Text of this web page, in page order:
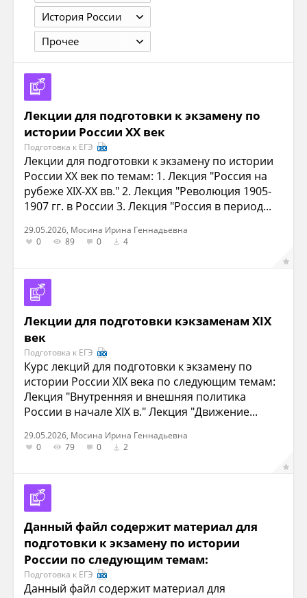
История России
Прочее
Лекции для подготовки к экзамену по
истории России XX век
Подготовка к ЕГЭ
Лекции для подготовки к экзамену по истории
России XX век по темам: 1. Лекция "Россия на
рубеже XIX-XX вв." 2. Лекция "Революция 1905-
1907 гг. в России 3. Лекция "Россия в период...
29.05.2026, Мосина Ирина Геннадьевна
0
89 0 4
Лекции для подготовки кэкзаменам XIX
век
Подготовка к ЕГЭ
Курс лекций для подготовки к экзамену по
истории России XIX века по следующим темам:
Лекция "Внутренняя и внешняя политика
России в начале XIX в." Лекция "Движение...
29.05.2026, Мосина Ирина Геннадьевна
0
79 0 2
Данный файл содержит материал для
подготовки к экзамену по истории
России по следующим темам:
Подготовка к ЕГЭ
Данный файл содержит материал для